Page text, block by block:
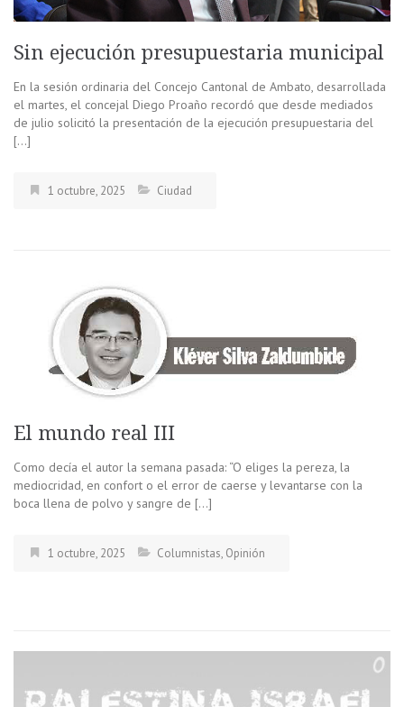
Sin ejecución presupuestaria municipal
En la sesión ordinaria del Concejo Cantonal de Ambato, desarrollada
el martes, el concejal Diego Proaño recordó que desde mediados
de julio solicitó la presentación de la ejecución presupuestaria del
[…]
1 octubre, 2025 Ciudad
El mundo real III
Como decía el autor la semana pasada: “O eliges la pereza, la
mediocridad, en confort o el error de caerse y levantarse con la
boca llena de polvo y sangre de […]
1 octubre, 2025 Columnistas, Opinión